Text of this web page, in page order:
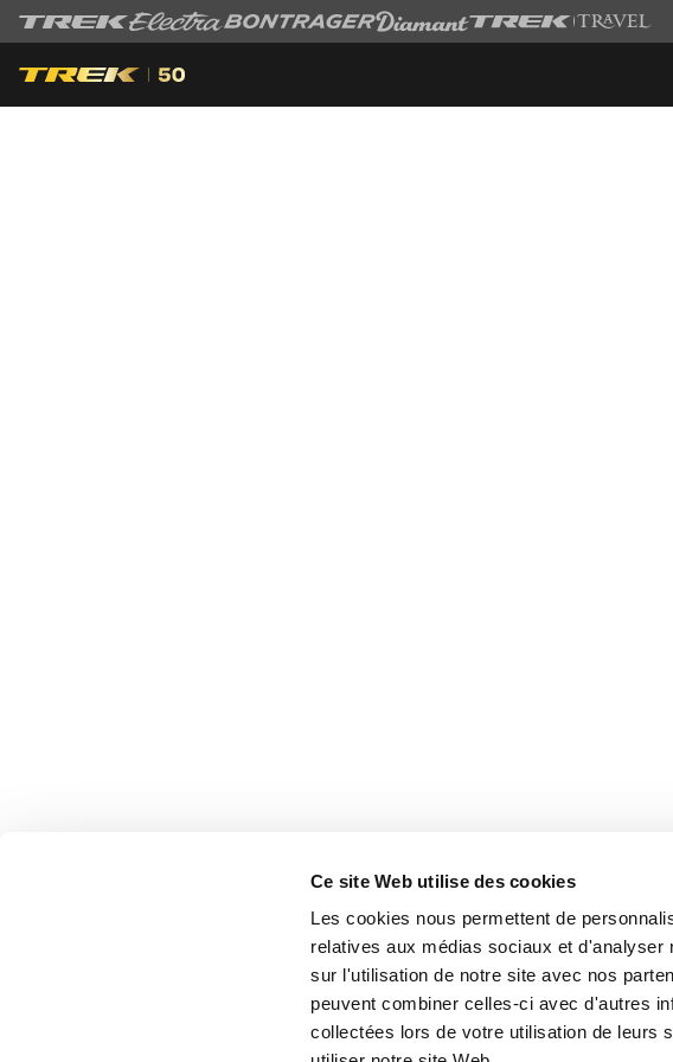
Ce site Web utilise des cookies
Les cookies nous permettent de
relatives aux médias sociaux et d'analyser
sur l'utilisation de notre site avec nos
peuvent combiner celles-ci avec d'autres
collectées lors de votre utilisation de leurs